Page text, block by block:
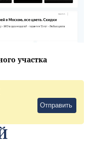
участка
Отправить